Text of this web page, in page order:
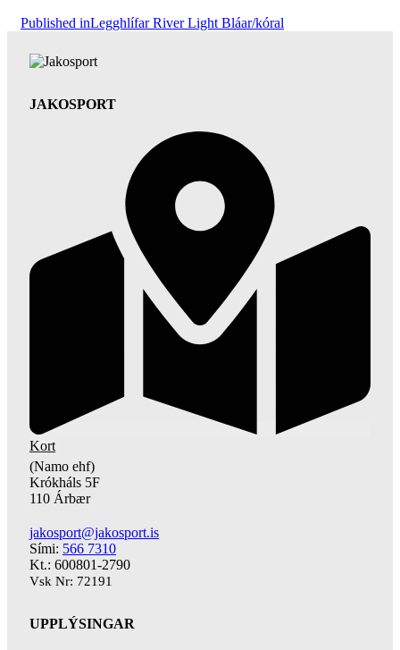
Published inLegghlífar River Light Bláar/kóral
JAKOSPORT
Kort
(Namo ehf)
Krókháls 5F
110 Árbær
jakosport@jakosport.is
Sími: 566 7310
Kt.: 600801-2790
Vsk Nr: 72191
UPPLÝSINGAR